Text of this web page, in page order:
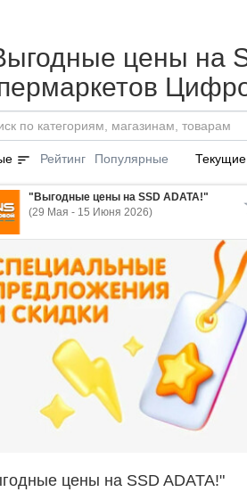
цены на
sort Рейтинг Популярные Текущие
"Выгодные цены на SSD ADATA!"
(29 Мая - 15 Июня 2026)
цены на SSD ADATA!"